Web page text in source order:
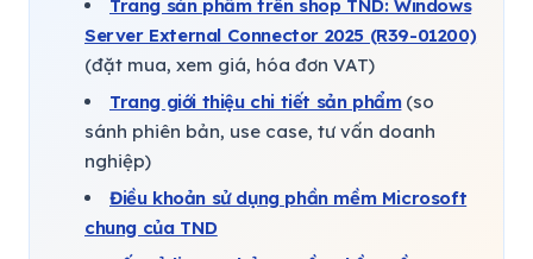
Trang sản phẩm trên shop TND: Windows
Server External Connector 2025 (R39-01200)
(đặt mua, xem giá, hóa đơn VAT)
Trang giới thiệu chi tiết sản phẩm(so
sánh phiên bản, use case, tư vấn doanh
nghiệp)
Điều khoản sử dụng phần mềm Microsoft
chung của TND